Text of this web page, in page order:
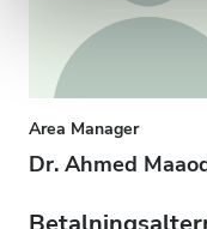
Area Manager
Dr. Ahmed